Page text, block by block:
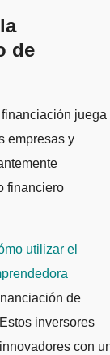
de
juega
empresas y
financiero
utilizar el
de
inversores
con